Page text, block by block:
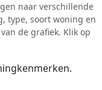
naar verschillende
type, soort woning en
de grafiek. Klik op